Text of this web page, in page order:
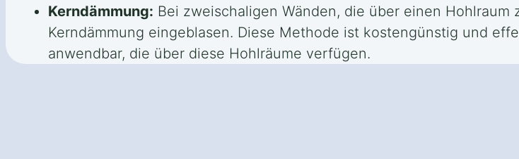
Kerndämmung: Bei zweischaligen Wänden, die über einen
Kerndämmung eingeblasen. Diese Methode ist kostengünstig und
anwendbar, die über diese Hohlräume verfügen.